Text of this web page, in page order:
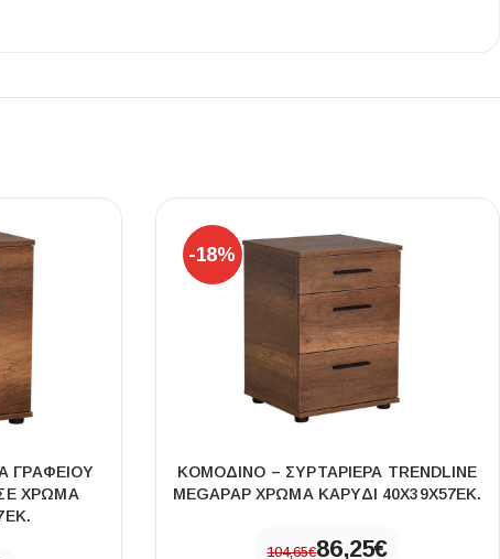
NIGHT LUX MATT 60X120 ΠΡΩΤΗ
ΓΡΑΦΕΊΟΥ
ΣΕ ΧΡΏΜΑ
-18%
ΚΟΜΟΔΊΝΟ – ΣΥΡΤΑΡΙΈΡΑ TRENDLINE
MEGAPAP ΧΡΏΜΑ ΚΑΡΥΔΊ 40X39X57ΕΚ.
104,65€86,25€